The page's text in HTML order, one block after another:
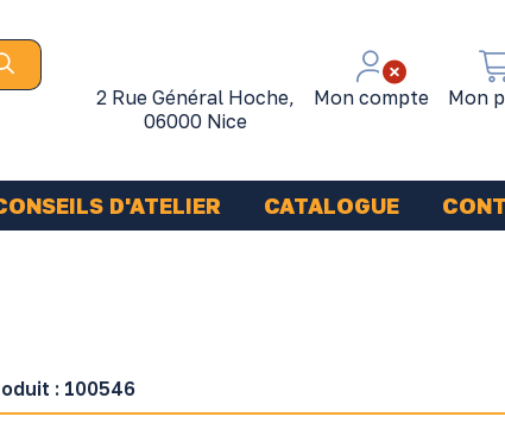
2 Rue Général Hoche,
06000 Nice
Mon compte Mon
D'ATELIER CATALOGUE
: 100546